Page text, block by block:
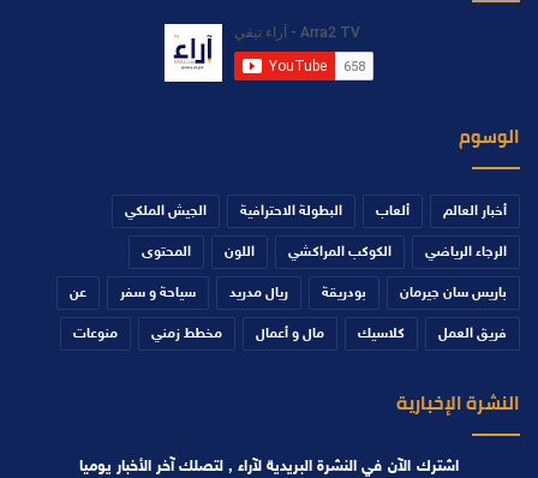
الوسوم
أخبار العالم ألعاب البطولة الاحترافية الجيش الملكي
الرجاء الرياضي الكوكب المراكشي اللون المحتوى
باريس سان جيرمان بودريقة ريال مدريد سياحة و سفر عن
فريق العمل كلاسيك مال و أعمال مخطط زمني منوعات
النشرة الإخبارية
اشترك الآن في النشرة البريدية لآراء , لتصلك آخر الأخبار يوميا